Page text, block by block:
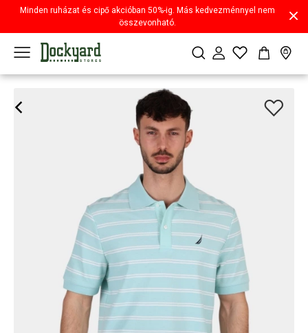
Minden ruházat és cipő akcióban 50%-ig. Más kedvezménnyel nem
összevonható.